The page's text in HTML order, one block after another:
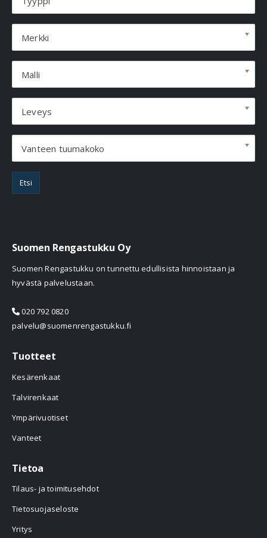
Merkki
Malli
Leveys
Vanteen tuumakoko
Etsi
Suomen Rengastukku Oy
Suomen Rengastukku on tunnettu edullisista hinnoistaan ja
hyvästä palvelustaan.
020 792 0820
palvelu@suomenrengastukku.fi
Tuotteet
Kesärenkaat
Talvirenkaat
Ympärivuotiset
Vanteet
Tietoa
Tilaus- ja toimitusehdot
Tietosuojaseloste
Yritys